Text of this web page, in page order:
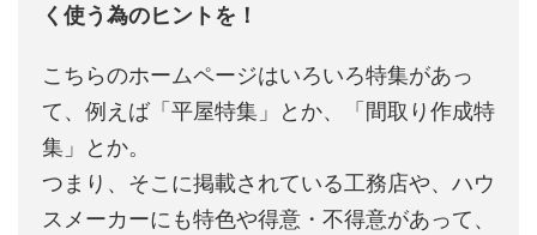
く使う為のヒントを！
こちらのホームページはいろいろ特集があっ
て、例えば「平屋特集」とか、「間取り作成特
集」とか。
つまり、そこに掲載されている工務店や、ハウ
スメーカーにも特色や得意・不得意があって、